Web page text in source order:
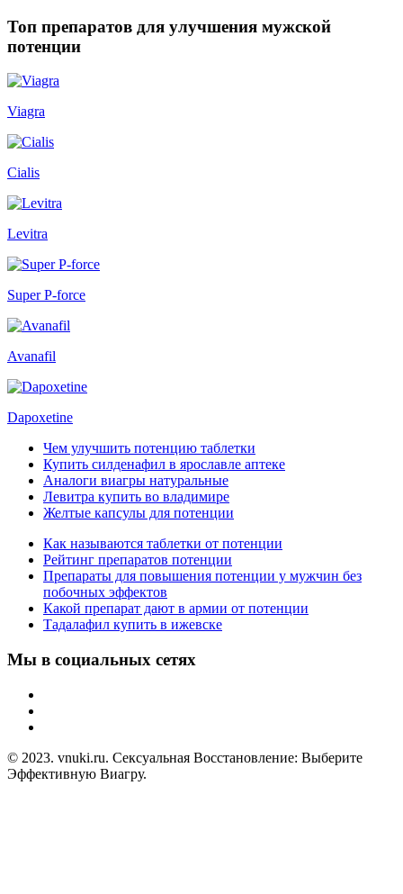
Топ препаратов для улучшения мужской
потенции
Viagra
Cialis
Levitra
Super P-force
Avanafil
Dapoxetine
Чем улучшить потенцию таблетки
Купить силденафил в ярославле аптеке
Аналоги виагры натуральные
Левитра купить во владимире
Желтые капсулы для потенции
Как называются таблетки от потенции
Рейтинг препаратов потенции
Препараты для повышения потенции у мужчин без
побочных эффектов
Какой препарат дают в армии от потенции
Тадалафил купить в ижевске
Мы в социальных сетях
© 2023. vnuki.ru. Сексуальная Восстановление: Выберите
Эффективную Виагру.